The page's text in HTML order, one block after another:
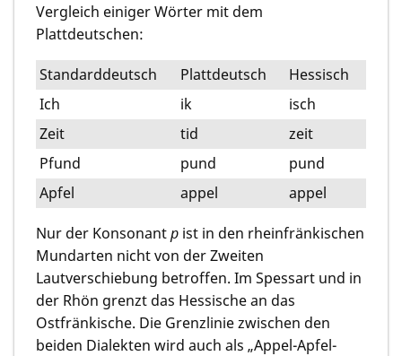
Vergleich einiger Wörter mit dem
Plattdeutschen:
Standarddeutsch Plattdeutsch
Hessisch
Ich
ik
isch
Zeit
tid
zeit
Pfund
pund
pund
Apfel
appel appel
Nur der Konsonantp ist in den rheinfränkischen
Mundarten nicht von der Zweiten
Lautverschiebung betroffen. Im Spessart und in
der Rhön grenzt das Hessische an das
Ostfränkische. Die Grenzlinie zwischen den
beiden Dialekten wird auch als „Appel-Apfel-